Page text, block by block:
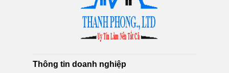
Thông tin doanh nghiệp